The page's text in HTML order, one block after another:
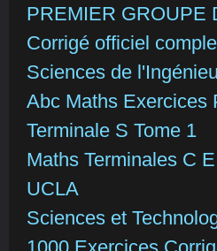
PREMIER GROUPE
Corrigé officiel
Sciences de
Abc Maths Exercices
Terminale S Tome 1
Maths Terminales C
UCLA
Sciences et